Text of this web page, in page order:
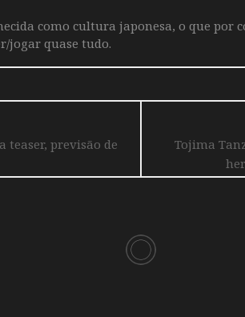
como cultura japonesa, o que
jogar quase tudo.
Tojima
teaser, previsão de